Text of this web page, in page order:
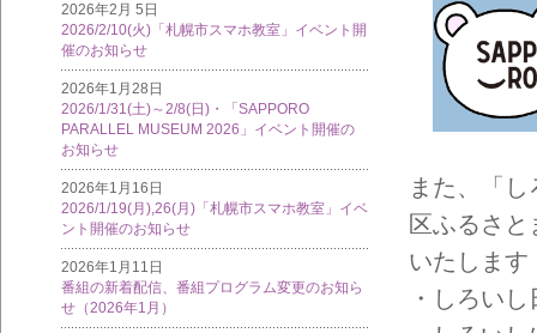
2026年2月 5日
2026/2/10(火)「札幌市スマホ教室」イベント開
催のお知らせ
2026年1月28日
2026/1/31(土)～2/8(日)・「SAPPORO
PARALLEL MUSEUM 2026」イベント開催の
お知らせ
2026年1月16日
2026/1/19(月),26(月)「札幌市スマホ教室」イベ
ント開催のお知らせ
2026年1月11日
番組の新着配信、番組プログラム変更のお知ら
せ（2026年1月）
また、「
区ふるさ
いたします
・しろい